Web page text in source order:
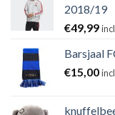
2018/19
€49,99
Barsjaal
€15,00